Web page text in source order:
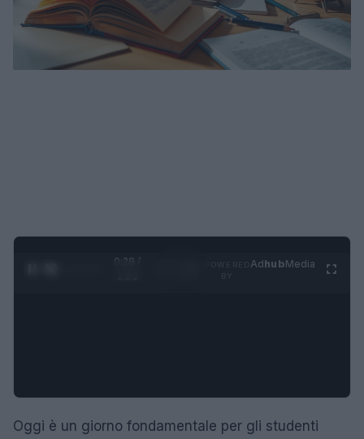
0:29 /
AdhubMedia
Oggi è un giorno fondamentale per gli studenti